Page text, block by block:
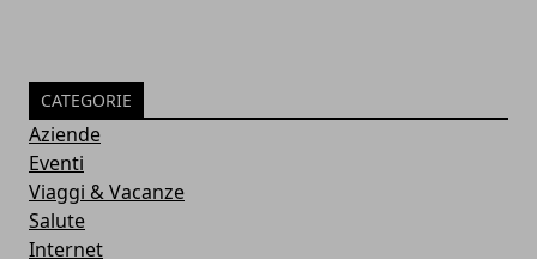
CATEGORIE
Aziende
Eventi
Viaggi & Vacanze
Salute
Internet